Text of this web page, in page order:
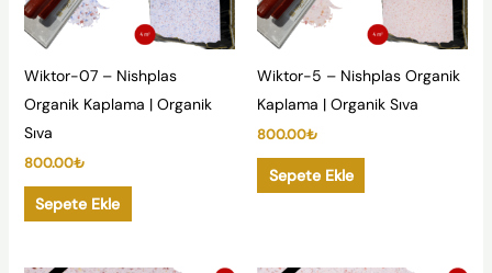
Wiktor-07 – Nishplas
Organik Kaplama | Organik
Sıva
800.00₺
Sepete Ekle
Wiktor-5 – Nishplas Organik
Kaplama | Organik Sıva
800.00₺
Sepete Ekle